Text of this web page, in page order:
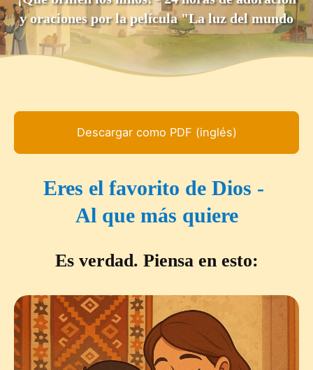
y oraciones por la película "La luz del mundo
Descargar como PDF (inglés)
Eres el favorito de Dios -
Al que más quiere
Es verdad. Piensa en esto: